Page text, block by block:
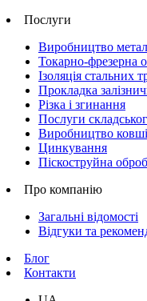
Послуги
Виробництво
Токарно-фрезерна
Ізоляція стальних
Прокладка
Різка і згинання
Послуги
Виробництво
Цинкування
Піскоструйна
Про компанію
Загальні відомості
Відгуки та
Блог
Контакти